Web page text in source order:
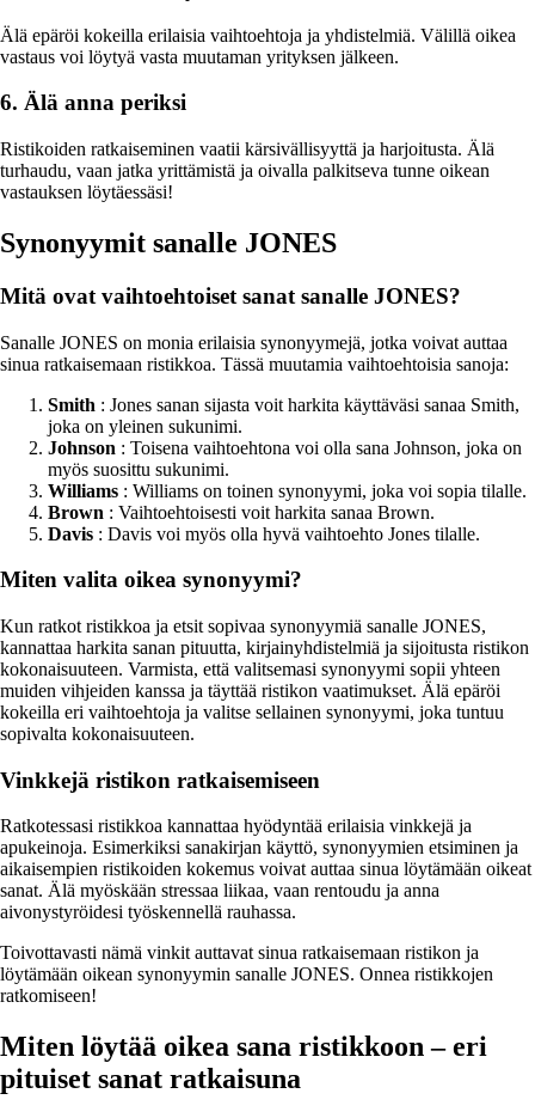
Älä epäröi kokeilla erilaisia vaihtoehtoja ja yhdistelmiä. Välillä oikea
vastaus voi löytyä vasta muutaman yrityksen jälkeen.
6. Älä anna periksi
Ristikoiden ratkaiseminen vaatii kärsivällisyyttä ja harjoitusta. Älä
turhaudu, vaan jatka yrittämistä ja oivalla palkitseva tunne oikean
vastauksen löytäessäsi!
Synonyymit sanalle JONES
Mitä ovat vaihtoehtoiset sanat sanalle JONES?
Sanalle JONES on monia erilaisia synonyymejä, jotka voivat auttaa
sinua ratkaisemaan ristikkoa. Tässä muutamia vaihtoehtoisia sanoja:
Smith : Jones sanan sijasta voit harkita käyttäväsi sanaa Smith,
joka on yleinen sukunimi.
Johnson : Toisena vaihtoehtona voi olla sana Johnson, joka on
myös suosittu sukunimi.
Williams : Williams on toinen synonyymi, joka voi sopia tilalle.
Brown : Vaihtoehtoisesti voit harkita sanaa Brown.
Davis : Davis voi myös olla hyvä vaihtoehto Jones tilalle.
Miten valita oikea synonyymi?
Kun ratkot ristikkoa ja etsit sopivaa synonyymiä sanalle JONES,
kannattaa harkita sanan pituutta, kirjainyhdistelmiä ja sijoitusta ristikon
kokonaisuuteen. Varmista, että valitsemasi synonyymi sopii yhteen
muiden vihjeiden kanssa ja täyttää ristikon vaatimukset. Älä epäröi
kokeilla eri vaihtoehtoja ja valitse sellainen synonyymi, joka tuntuu
sopivalta kokonaisuuteen.
Vinkkejä ristikon ratkaisemiseen
Ratkotessasi ristikkoa kannattaa hyödyntää erilaisia vinkkejä ja
apukeinoja. Esimerkiksi sanakirjan käyttö, synonyymien etsiminen ja
aikaisempien ristikoiden kokemus voivat auttaa sinua löytämään oikeat
sanat. Älä myöskään stressaa liikaa, vaan rentoudu ja anna
aivonystyröidesi työskennellä rauhassa.
Toivottavasti nämä vinkit auttavat sinua ratkaisemaan ristikon ja
löytämään oikean synonyymin sanalle JONES. Onnea ristikkojen
ratkomiseen!
Miten löytää oikea sana ristikkoon – eri
pituiset sanat ratkaisuna